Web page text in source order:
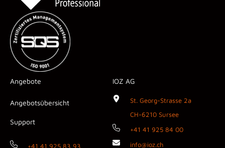
Angebote
Angebotsübersicht
Support
+41 41 925 83 93
IOZ AG
St. Georg-Strasse 2a
CH-6210 Sursee
+41 41 925 84 00
info@ioz.ch